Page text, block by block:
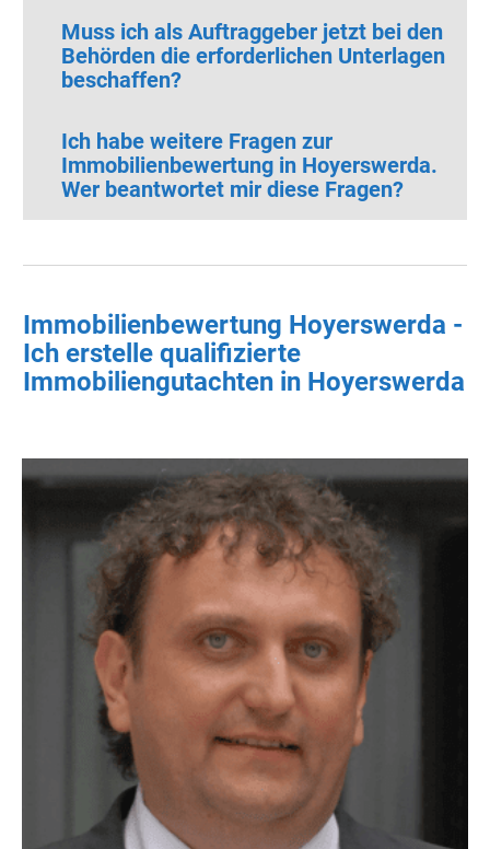
Muss ich als Auftraggeber jetzt bei den
Behörden die erforderlichen Unterlagen
beschaffen?
Ich habe weitere Fragen zur
Immobilienbewertung in Hoyerswerda.
Wer beantwortet mir diese Fragen?
Immobilienbewertung Hoyerswerda -
Ich erstelle qualifizierte
Immobiliengutachten in Hoyerswerda